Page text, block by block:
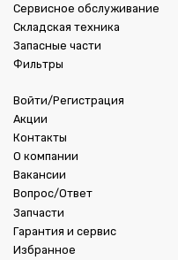
Сервисное обслуживание
Складская техника
Запасные части
Фильтры
Войти/Регистрация
Акции
Контакты
О компании
Вакансии
Вопрос/Ответ
Запчасти
Гарантия и сервис
Избранное